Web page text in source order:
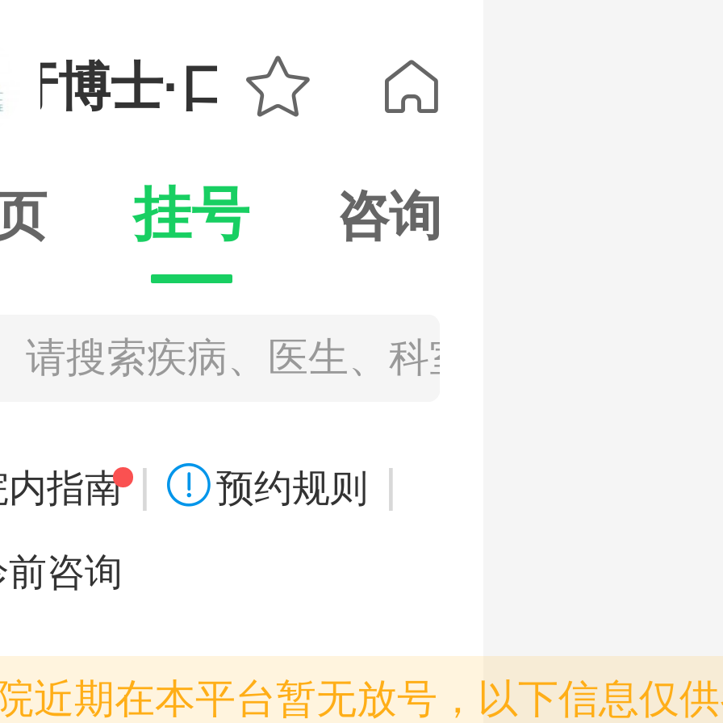
博士·口腔美学贴面矫正
 
挂号 咨询
请搜索疾病、医生、科室
内指南 | 预约规则 |
咨询
近期在本平台暂无放号，以下信息仅